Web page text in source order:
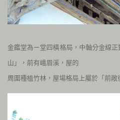
金鑑堂為ㄧ堂四橫格局， 中軸分金線
山」，前有峨眉溪，屋的
周圍種植竹林，屋場格局上屬於「前敞